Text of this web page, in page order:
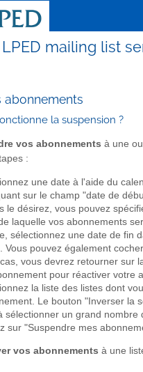
LPED mailing list
abonnements
la suspension ?
vos abonnements à une
:
une date à l'aide du
sur le champ "date de
le désirez, vous pouvez
laquelle vos abonnements
sélectionnez une date de fin
Vous pouvez également
vous devrez retourner sur
pour réactiver votre
la liste des listes dont
Le bouton "Inverser la
sélectionner un grand nombre
sur "Suspendre mes
vos abonnements à une